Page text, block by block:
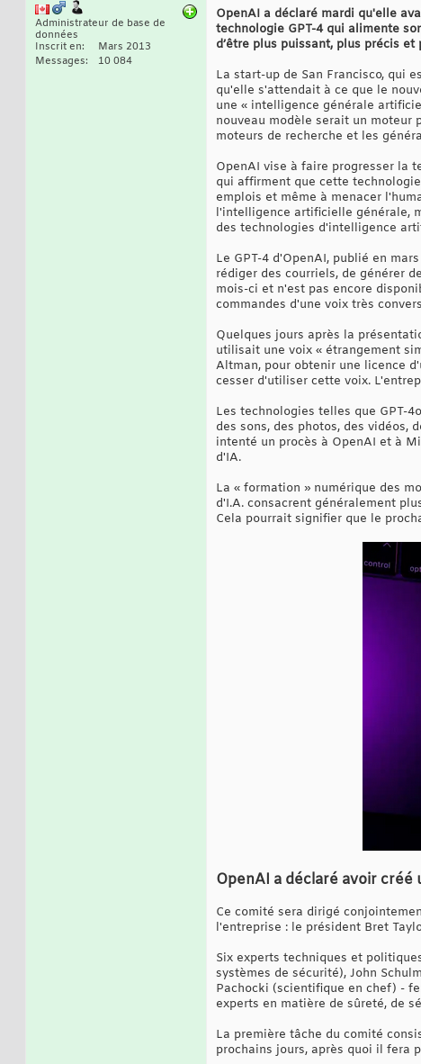
Administrateur de base de
données
Inscrit en
Mars 2013
Messages
10 084
OpenAI a déclaré mardi qu'elle
technologie GPT-4 qui alimente
d’être plus puissant, plus précis
La start-up de San Francisco, qui
qu'elle s'attendait à ce que le
une « intelligence générale
nouveau modèle serait un moteur
moteurs de recherche et les
OpenAI vise à faire progresser la
qui affirment que cette
emplois et même à menacer
l'intelligence artificielle générale,
des technologies d'intelligence
Le GPT-4 d'OpenAI, publié en
rédiger des courriels, de générer
mois-ci et n'est pas encore
commandes d'une voix très
Quelques jours après la
utilisait une voix « étrangement
Altman, pour obtenir une licence
cesser d'utiliser cette voix.
Les technologies telles que GPT-
des sons, des photos, des vidéos,
intenté un procès à OpenAI et à
d'IA.
La « formation » numérique des
d'I.A. consacrent généralement
Cela pourrait signifier que le
OpenAI a déclaré avoir
Ce comité sera dirigé
l'entreprise : le président Bret
Six experts techniques et
systèmes de sécurité), John
Pachocki (scientifique en chef) -
experts en matière de sûreté, de
La première tâche du comité
prochains jours, après quoi il fera